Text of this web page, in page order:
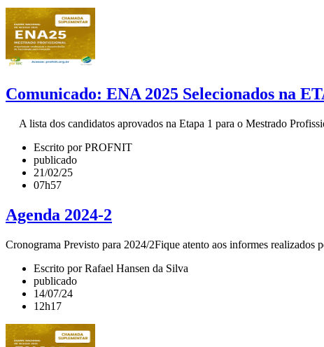
Comunicado: ENA 2025 Selecionados na
A lista dos candidatos aprovados na Etapa 1 para o Mestrado
Escrito por PROFNIT
publicado
21/02/25
07h57
Agenda 2024-2
Cronograma Previsto para 2024/2Fique atento aos informes realizados
Escrito por Rafael Hansen da Silva
publicado
14/07/24
12h17